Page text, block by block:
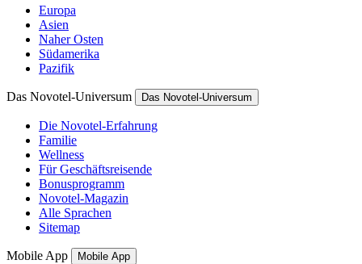
Europa
Asien
Naher Osten
Südamerika
Pazifik
Das Novotel-Universum Das Novotel-Universum
Die Novotel-Erfahrung
Familie
Wellness
Für Geschäftsreisende
Bonusprogramm
Novotel-Magazin
Alle Sprachen
Sitemap
Mobile App Mobile App